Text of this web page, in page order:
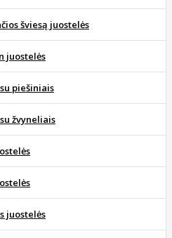
šviesą juostelės
juostelės
piešiniais
žvyneliais
juostelės